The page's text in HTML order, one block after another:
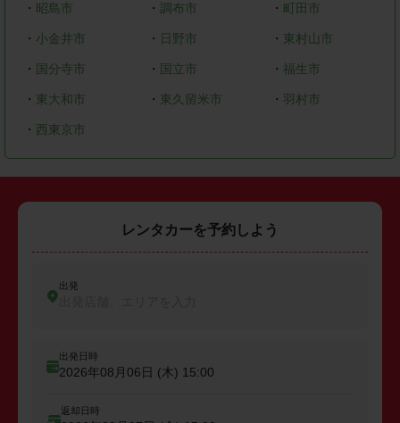
・ 昭島市 ・ 調布市 ・ 町田市
・ 小金井市 ・ 日野市 ・ 東村山市
・ 国分寺市 ・ 国立市 ・ 福生市
・ 東大和市 ・ 東久留米市 ・羽村市
・ 西東京市
レンタカーを予約しよう
出発
出発日時
2026年08月06日 (木) 15:00
返却日時